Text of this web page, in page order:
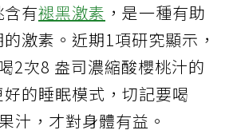
有褪黑激素 ，是一種有助
激素。近期1項研究顯示，
2次8 盎司濃縮酸櫻桃汁的
的睡眠模式，切記要喝
汁，才對身體有益。